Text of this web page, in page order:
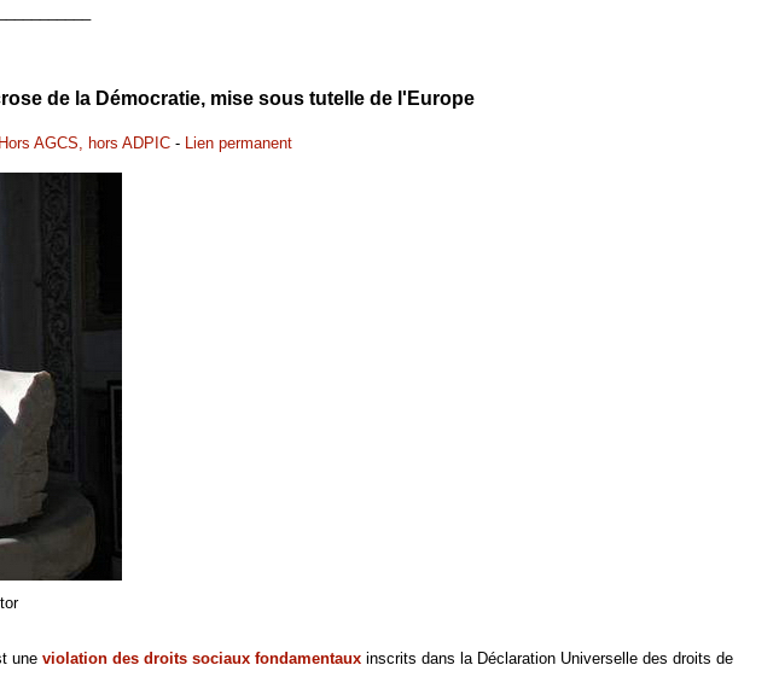
de la Démocratie, mise sous tutelle de l'Europe
AGCS, hors ADPIC - Lien permanent
une violation des droits sociaux fondamentaux inscrits dans la Déclaration Universelle des droits de